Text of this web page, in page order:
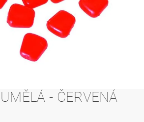
- ČERVENÁ